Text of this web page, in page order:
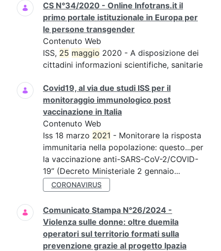
CS N°34/2020 - Online Infotrans.it il
primo portale istituzionale in Europa per
le persone transgender
Contenuto Web
ISS, 25 maggio 2020 - A disposizione dei
cittadini informazioni scientifiche, sanitarie
Covid19, al via due studi ISS per il
monitoraggio immunologico post
vaccinazione in Italia
Contenuto Web
Iss 18 marzo 2021 - Monitorare la risposta
immunitaria nella popolazione: questo...per
la vaccinazione anti-SARS-CoV-2/COVID-
19” (Decreto Ministeriale 2 gennaio...
CORONAVIRUS
Comunicato Stampa N°26/2024 -
Violenza sulle donne: oltre duemila
operatori sul territorio formati sulla
prevenzione grazie al progetto Ipazia